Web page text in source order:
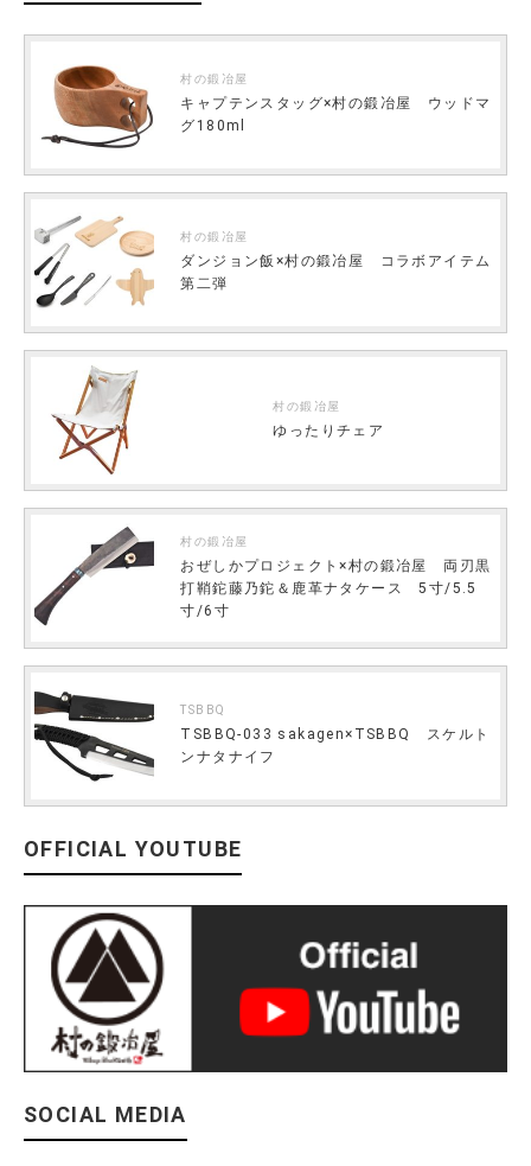
村の鍛冶屋
キャプテンスタッグ×村の鍛冶屋 ウッドマ
グ180ml
村の鍛冶屋
ダンジョン飯×村の鍛冶屋 コラボアイテム
第二弾
村の鍛冶屋
ゆったりチェア
村の鍛冶屋
おぜしかプロジェクト×村の鍛冶屋 両刃黒
打鞘鉈藤乃鉈＆鹿革ナタケース 5寸/5.5
寸/6寸
TSBBQ
TSBBQ-033 sakagen×TSBBQ スケルト
ンナタナイフ
OFFICIAL YOUTUBE
SOCIAL MEDIA